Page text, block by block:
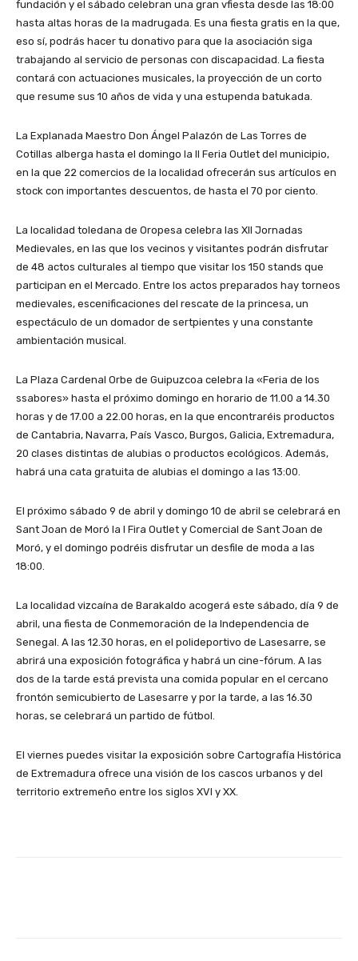
fundación y el sábado celebran una gran vfiesta desde las 18:00
hasta altas horas de la madrugada. Es una fiesta gratis en la que,
eso sí, podrás hacer tu donativo para que la asociación siga
trabajando al servicio de personas con discapacidad. La fiesta
contará con actuaciones musicales, la proyección de un corto
que resume sus 10 años de vida y una estupenda batukada.
La Explanada Maestro Don Ángel Palazón de Las Torres de
Cotillas alberga hasta el domingo la II Feria Outlet del municipio,
en la que 22 comercios de la localidad ofrecerán sus artículos en
stock con importantes descuentos, de hasta el 70 por ciento.
La localidad toledana de Oropesa celebra las XII Jornadas
Medievales, en las que los vecinos y visitantes podrán disfrutar
de 48 actos culturales al tiempo que visitar los 150 stands que
participan en el Mercado. Entre los actos preparados hay torneos
medievales, escenificaciones del rescate de la princesa, un
espectáculo de un domador de sertpientes y una constante
ambientación musical.
La Plaza Cardenal Orbe de Guipuzcoa celebra la «Feria de los
ssabores» hasta el próximo domingo en horario de 11.00 a 14.30
horas y de 17.00 a 22.00 horas, en la que encontraréis productos
de Cantabria, Navarra, País Vasco, Burgos, Galicia, Extremadura,
20 clases distintas de alubias o productos ecológicos. Además,
habrá una cata gratuita de alubias el domingo a las 13:00.
El próximo sábado 9 de abril y domingo 10 de abril se celebrará en
Sant Joan de Moró la I Fira Outlet y Comercial de Sant Joan de
Moró, y el domingo podréis disfrutar un desfile de moda a las
18:00.
La localidad vizcaína de Barakaldo acogerá este sábado, día 9 de
abril, una fiesta de Conmemoración de la Independencia de
Senegal. A las 12.30 horas, en el polideportivo de Lasesarre, se
abrirá una exposición fotográfica y habrá un cine-fórum. A las
dos de la tarde está prevista una comida popular en el cercano
frontón semicubierto de Lasesarre y por la tarde, a las 16.30
horas, se celebrará un partido de fútbol.
El viernes puedes visitar la exposición sobre Cartografía Histórica
de Extremadura ofrece una visión de los cascos urbanos y del
territorio extremeño entre los siglos XVI y XX.